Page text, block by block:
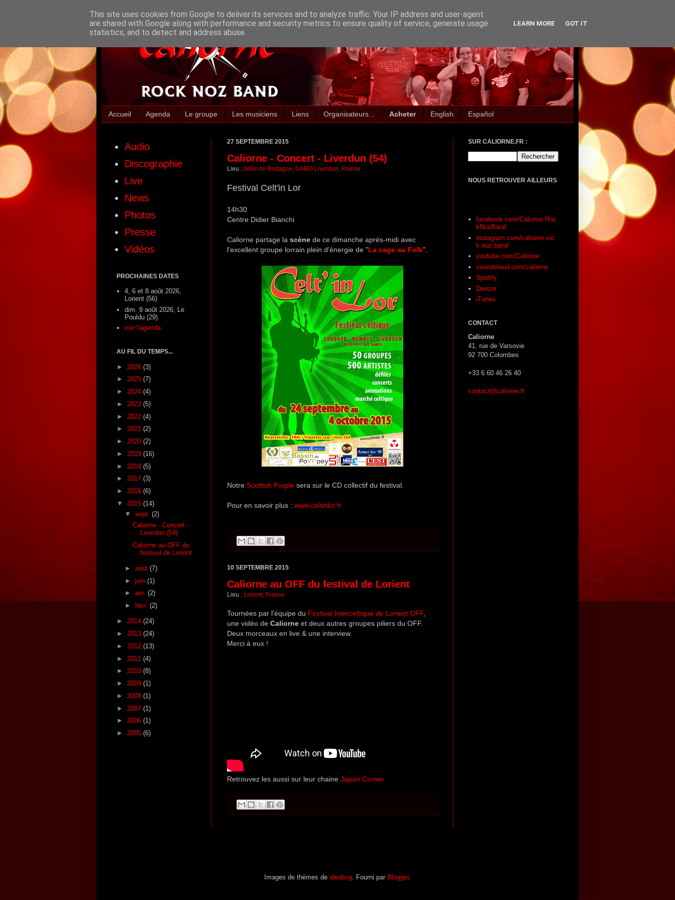
Accueil Agenda Le groupe Les musiciens Liens Organisateurs... Acheter English Español
27 SEPTEMBRE 2015
Caliorne - Concert - Liverdun (54)
Lieu :Allée de Bretagne, 54460 Liverdun, France
Festival Celt'in Lor
14h30
Centre Didier Bianchi
Caliorne partage la scène de ce dimanche après-midi avec
l'excellent groupe lorrain plein d'énergie de "La cage au Folk".
Notre Scottish Purple sera sur le CD collectif du festival.
Pour en savoir plus : www.celtinlor.fr
10 SEPTEMBRE 2015
Caliorne au OFF du festival de Lorient
Lieu : Lorient, France
Tournées par l'équipe du Festival Interceltique de Lorient OFF,
une vidéo de Caliorne et deux autres groupes piliers du OFF.
Deux morceaux en live & une interview.
Merci à eux !
Retrouvez les aussi sur leur chaine Japan Corner
Audio
Discographie
Live
News
Photos
Presse
Vidéos
PROCHAINES DATES
4, 6 et 8 août 2026,
Lorient (56)
dim. 9 août 2026, Le
Pouldu (29)
voir l'agenda
AU FIL DU TEMPS...
► 2026 (3)
► 2025 (7)
► 2024 (4)
► 2023 (5)
► 2022 (4)
► 2021 (2)
► 2020 (2)
► 2019 (16)
► 2018 (5)
► 2017 (3)
► 2016 (6)
▼ 2015 (14)
▼ sept. (2)
Caliorne - Concert -
Liverdun (54)
Caliorne au OFF du
festival de Lorient
► août (7)
► juin (1)
► avr. (2)
► févr. (2)
► 2014 (24)
► 2013 (24)
► 2012 (13)
► 2011 (4)
► 2010 (8)
► 2009 (1)
► 2008 (1)
► 2007 (1)
► 2006 (1)
► 2005 (6)
SUR CALIORNE.FR :
NOUS RETROUVER AILLEURS
facebook.com/Caliorne.Roc
kNozBand
instagram.com/caliorne.roc
k.noz.band
youtube.com/Caliorne
soundcloud.com/caliorne
Spotify
Deezer
iTunes
CONTACT
Caliorne
41, rue de Varsovie
92 700 Colombes
+33 6 60 46 26 40
contact@caliorne.fr
Images de thèmes de ideabug . Fourni par Blogger.
This site uses cookies from Google to deliver its services and to analyze traffic. Your IP address and user-agent
are shared with Google along with performance and security metrics to ensure quality of service, generate usage
statistics, and to detect and address abuse.
LEARN MORE GOT IT